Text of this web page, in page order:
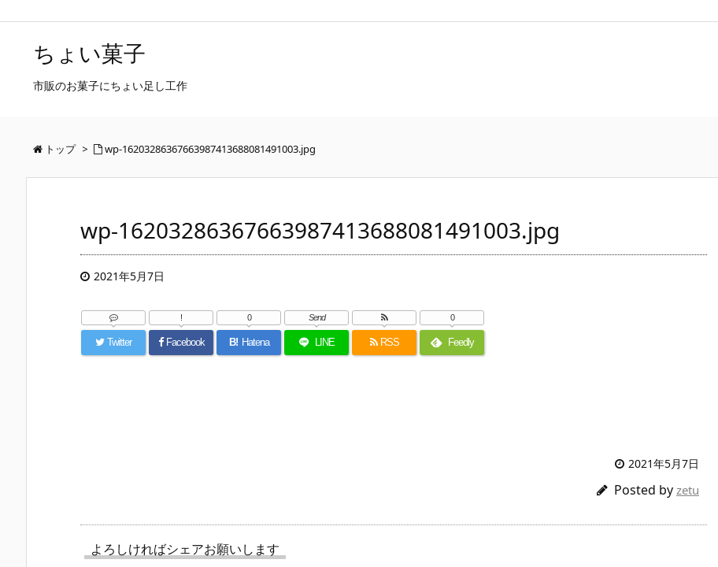
ちょい菓子
市販のお菓子にちょい足し工作
トップ > wp-16203286367663987413688081491003.jpg
wp-16203286367663987413688081491003.jpg
2021年5月7日
Twitter Facebook
!
B! Hatena
0
LINE
Send
RSS Feedly
0
2021年5月7日
Posted by zetu
よろしければシェアお願いします